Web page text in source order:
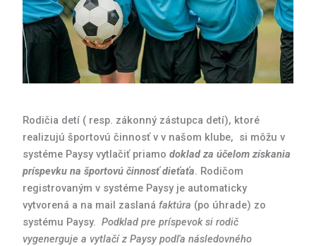
Rodičia detí ( resp. zákonný zástupca detí), ktoré
realizujú športovú činnosť v v našom klube, si môžu v
systéme Paysy vytlačiť priamodoklad za účelom získania
príspevku na športovú činnosť dieťaťa. Rodičom
registrovaným v systéme Paysy je automaticky
vytvorená a na mail zaslanáfaktúra (po úhrade) zo
systému Paysy.Podklad pre príspevok si rodič
vygenerguje a vytlačí z Paysy podľa následovného